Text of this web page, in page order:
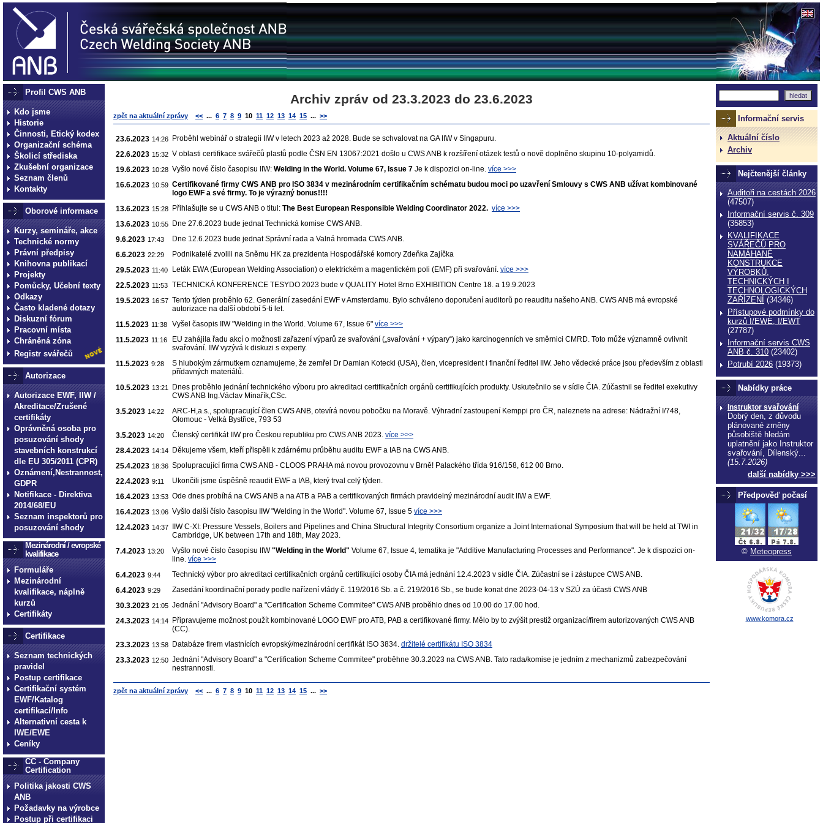
Profil CWS ANB
Kdo jsme
Historie
Činnosti, Etický kodex
Organizační schéma
Školicí střediska
Zkušební organizace
Seznam členů
Kontakty
Oborové informace
Kurzy, semináře, akce
Technické normy
Právní předpisy
Knihovna publikací
Projekty
Pomůcky, Učební texty
Odkazy
Často kladené dotazy
Diskuzní fórum
Pracovní místa
Chráněná zóna
Registr svářečů
Autorizace
Autorizace EWF, IIW /
Akreditace/Zrušené
certifikáty
Oprávněná osoba pro
posuzování shody
stavebních konstrukcí
dle EU 305/2011 (CPR)
Oznámení,Nestrannost,
GDPR
Notifikace - Direktiva
2014/68/EU
Seznam inspektorů pro
posuzování shody
Mezinárodní / evropské
kvalifikace
Formuláře
Mezinárodní
kvalifikace, náplně
kurzů
Certifikáty
Certifikace
Seznam technických
pravidel
Postup certifikace
Certifikační systém
EWF/Katalog
certifikací/Info
Alternativní cesta k
IWE/EWE
Ceníky
CC - Company
Certification
Politika jakosti CWS
ANB
Požadavky na výrobce
Postup při certifikaci
Archiv zpráv od 23.3.2023 do 23.6.2023
zpět na aktuální zprávy << ... 6 7 8 9 10 11 12 13 14 15 ... >>
23.6.2023 14:26
Proběhl webinář o strategii IIW v letech 2023 až 2028. Bude se schvalovat na GA IIW v Singapuru.
22.6.2023 15:32 V oblasti certifikace svářečů plastů podle ČSN EN 13067:2021 došlo u CWS ANB k rozšíření otázek testů o nově doplněno skupinu 10-polyamidů.
19.6.2023 10:28 Vyšlo nové číslo časopisu IIW: Welding in the World. Volume 67, Issue 7 Je k dispozici on-line. více >>>
16.6.2023 10:59 Certifikované firmy CWS ANB pro ISO 3834 v mezinárodním certifikačním schématu budou moci po uzavření Smlouvy s CWS ANB užívat kombinované
logo EWF a své firmy. To je výrazný bonus!!!!
13.6.2023 15:28 Přihlašujte se u CWS ANB o titul: The Best European Responsible Welding Coordinator 2022. více >>>
13.6.2023 10:55
Dne 27.6.2023 bude jednat Technická komise CWS ANB.
9.6.2023 17:43
Dne 12.6.2023 bude jednat Správní rada a Valná hromada CWS ANB.
6.6.2023 22:29
Podnikatelé zvolili na Sněmu HK za prezidenta Hospodářské komory Zdeňka Zajíčka
29.5.2023 11:40 Leták EWA (European Welding Association) o elektrickém a magentickém poli (EMF) při svařování. více >>>
22.5.2023 11:53 TECHNICKÁ KONFERENCE TESYDO 2023 bude v QUALITY Hotel Brno EXHIBITION Centre 18. a 19.9.2023
19.5.2023 16:57 Tento týden proběhlo 62. Generální zasedání EWF v Amsterdamu. Bylo schváleno doporučení auditorů po reauditu našeho ANB. CWS ANB má evropské
autorizace na další období 5-ti let.
11.5.2023 11:38 Vyšel časopis IIW "Welding in the World. Volume 67, Issue 6" více >>>
11.5.2023 11:16
EU zahájila řadu akcí o možnosti zařazení výparů ze svařování („svařování + výpary“) jako karcinogenních ve směrnici CMRD. Toto může významně ovlivnit
svařování. IIW vyzývá k diskuzi s experty.
11.5.2023 9:28
S hlubokým zármutkem oznamujeme, že zemřel Dr Damian Kotecki (USA), člen, vicepresident i finanční ředitel IIW. Jeho vědecké práce jsou především z oblasti
přídavných materiálů.
10.5.2023 13:21
Dnes proběhlo jednání technického výboru pro akreditaci certifikačních orgánů certifikujících produkty. Uskutečnilo se v sídle ČIA. Zúčastnil se ředitel exekutivy
CWS ANB Ing.Václav Minařík,CSc.
3.5.2023 14:22
ARC-H,a.s., spolupracující člen CWS ANB, otevírá novou pobočku na Moravě. Výhradní zastoupení Kemppi pro ČR, naleznete na adrese: Nádražní I/748,
Olomouc - Velká Bystřice, 793 53
3.5.2023 14:20 Členský certifikát IIW pro Českou republiku pro CWS ANB 2023. více >>>
28.4.2023 14:14
Děkujeme všem, kteří přispěli k zdárnému průběhu auditu EWF a IAB na CWS ANB.
25.4.2023 18:36 Spolupracující firma CWS ANB - CLOOS PRAHA má novou provozovnu v Brně! Palackého třída 916/158, 612 00 Brno.
22.4.2023 9:11
Ukončili jsme úspěšně reaudit EWF a IAB, který trval celý týden.
16.4.2023 13:53 Ode dnes probíhá na CWS ANB a na ATB a PAB a certifikovaných firmách pravidelný mezinárodní audit IIW a EWF.
16.4.2023 13:06 Vyšlo další číslo časopisu IIW "Welding in the World". Volume 67, Issue 5 více >>>
12.4.2023 14:37
IIW C-XI: Pressure Vessels, Boilers and Pipelines and China Structural Integrity Consortium organize a Joint International Symposium that will be held at TWI in
Cambridge, UK between 17th and 18th, May 2023.
7.4.2023 13:20 Vyšlo nové číslo časopisu IIW"Welding in the World" Volume 67, Issue 4, tematika je "Additive Manufacturing Processes and Performance". Je k dispozici on-
line. více >>>
6.4.2023 9:44
Technický výbor pro akreditaci certifikačních orgánů certifikující osoby ČIA má jednání 12.4.2023 v sídle ČIA. Zúčastní se i zástupce CWS ANB.
6.4.2023 9:29
Zasedání koordinační porady podle nařízení vlády č. 119/2016 Sb. a č. 219/2016 Sb., se bude konat dne 2023-04-13 v SZÚ za účasti CWS ANB
30.3.2023 21:05 Jednání "Advisory Board" a "Certification Scheme Commitee" CWS ANB proběhlo dnes od 10.00 do 17.00 hod.
24.3.2023 14:14
Připravujeme možnost použít kombinované LOGO EWF pro ATB, PAB a certifikované firmy. Mělo by to zvýšit prestiž organizací/firem autorizovaných CWS ANB
(CC).
23.3.2023 13:58 Databáze firem vlastnících evropský/mezinárodní certifikát ISO 3834. držitelé certifikátu ISO 3834
23.3.2023 12:50 Jednání "Advisory Board" a "Certification Scheme Commitee" proběhne 30.3.2023 na CWS ANB. Tato rada/komise je jedním z mechanizmů zabezpečování
nestrannosti.
zpět na aktuální zprávy << ... 6 7 8 9 10 11 12 13 14 15 ... >>
Informační servis
Aktuální číslo
Archiv
Nejčtenější články
Auditoři na cestách 2026
(47507)
Informační servis č. 309
(35853)
KVALIFIKACE
SVÁŘEČŮ PRO
NAMÁHANÉ
KONSTRUKCE
VÝROBKŮ,
TECHNICKÝCH I
TECHNOLOGICKÝCH
ZAŔÍZENÍ (34346)
Přístupové podmínky do
kurzů I/EWE, I/EWT
(27787)
Informační servis CWS
ANB č. 310 (23402)
Potrubí 2026 (19373)
Nabídky práce
Instruktor svařování
Dobrý den, z důvodu
plánované změny
působiště hledám
uplatnění jako Instruktor
svařování, Dílenský...
(15.7.2026)
další nabídky >>>
Předpověď počasí
© Meteopress
www.komora.cz